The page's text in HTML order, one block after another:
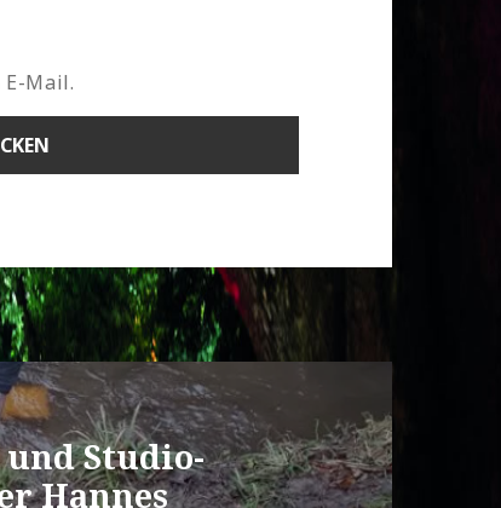
Mail.
Studio-
Hannes